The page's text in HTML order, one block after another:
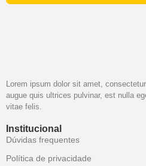
Lorem ipsum dolor sit amet,
augue quis ultrices pulvinar, est nulla
vitae felis.
Institucional
Dúvidas frequentes
Política de privacidade